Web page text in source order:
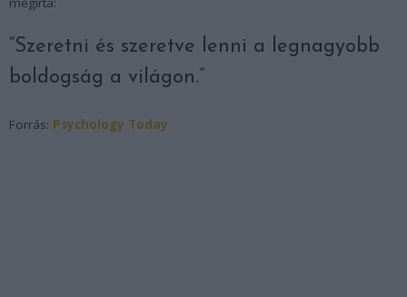
“Szeretni és szeretve lenni a legnagyobb
boldogság a világon.”
Forrás: Psychology Today